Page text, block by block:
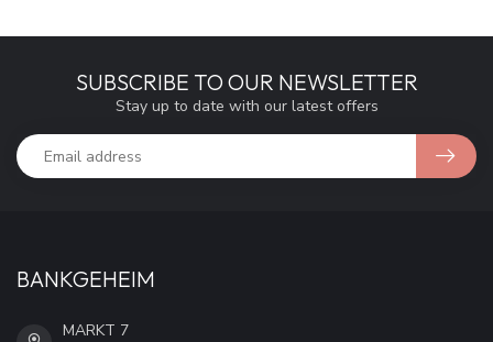
SUBSCRIBE TO OUR NEWSLETTER
Stay up to date with our latest offers
BANKGEHEIM
MARKT 7